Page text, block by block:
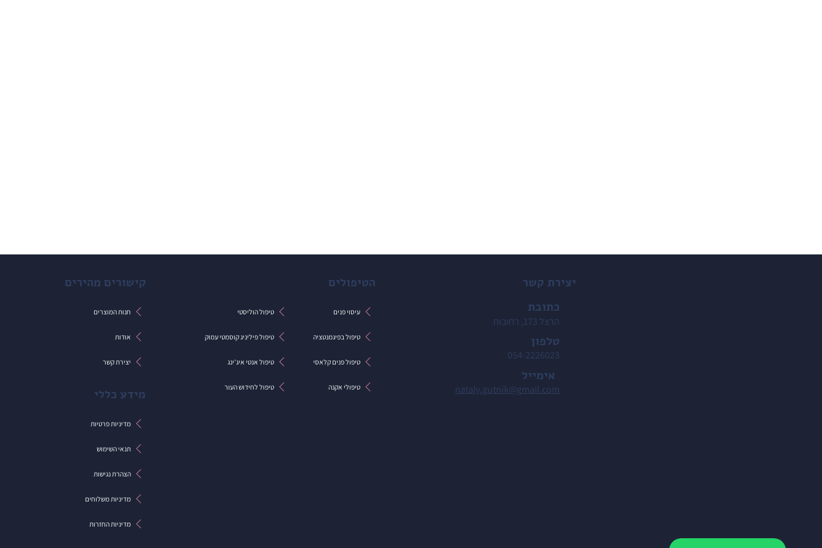
קישורים מהירים
חנות המוצרים
אודות
יצירת קשר
מידע כללי
מדיניות פרטיות
תנאי השימוש
הצהרת נגישות
מדיניות משלוחים
מדיניות החזרות
הטיפולים
עיסוי פנים טיפול הוליסטי
טיפול בפיגמנטציה טיפול פיליניג קוסמטי עמוק
טיפול פנים קלאסי טיפול אנטי איג'ינג
טיפולי אקנה טיפול לחידוש העור
יצירת קשר
כתובת
הרצל 173, רחובות
טלפון
054-2226023
אימייל
nataly.gutnik@gmail.com